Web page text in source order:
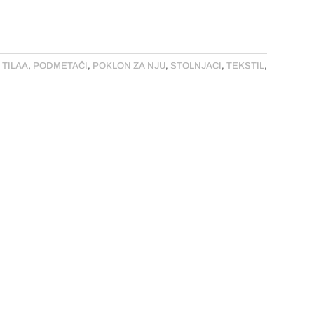
TILAA, PODMETAČI, POKLON ZA NJU, STOLNJACI, TEKSTIL,